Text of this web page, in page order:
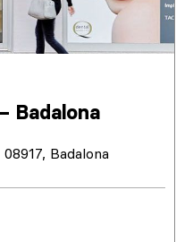
Badalona
Badalona